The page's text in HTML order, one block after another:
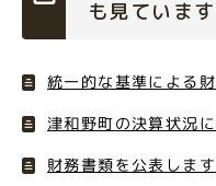
も見ています
統一的な基準による
津和野町の決算状況
財務書類を公表します